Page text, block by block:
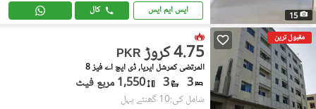
15 ایس ایم ایس کال
مقبول ترین
PKR 4.75 کروڑ
المرتضی کمرشل ایریا, ڈی ایچ اے فیز 8
3
3 1,550 مربع فیٹ
شامل کی:10 گھنٹے پہل